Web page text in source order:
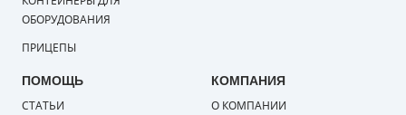
ОБОРУДОВАНИЯ
ПРИЦЕПЫ
ПОМОЩЬ
СТАТЬИ
КОМПАНИЯ
О КОМПАНИИ